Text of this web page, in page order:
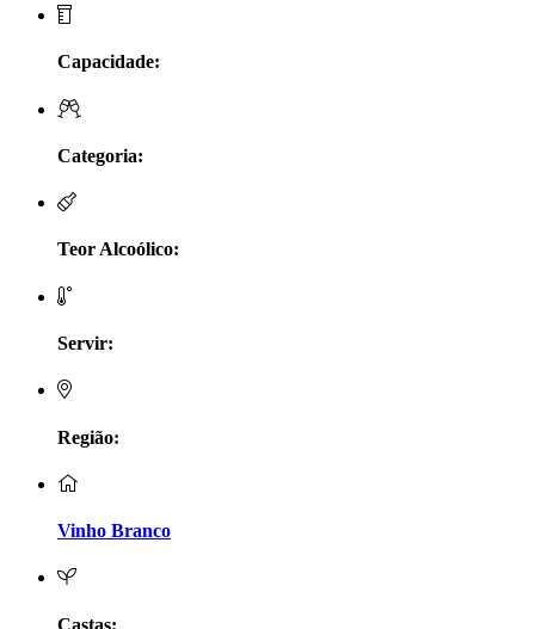
Marcio Em Campo - Tejo
Prats e Symington Family
Capacidade:
Categoria:
Teor Alcoólico:
Servir:
Região:
Vinho Branco
Castas: